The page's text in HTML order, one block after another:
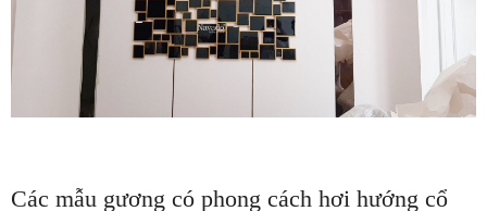
Các mẫu gương có phong cách hơi hướng cổ